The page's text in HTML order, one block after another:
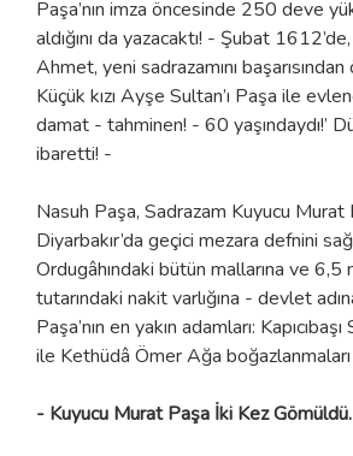
Paşa’nın imza öncesinde 250 deve
aldığını da yazacaktı! - Şubat
Ahmet, yeni sadrazamını
Küçük kızı Ayşe Sultan’ı Paşa ile
damat - tahminen! - 60 yaşındaydı!’
ibaretti! -
Nasuh Paşa, Sadrazam Kuyucu Murat
Diyarbakır’da geçici mezara defnini
Ordugâhındaki bütün mallarına ve 6,5
tutarındaki nakit varlığına - devlet
Paşa’nın en yakın adamları:
ile Kethüdâ Ömer Ağa
- Kuyucu Murat Paşa İki Kez